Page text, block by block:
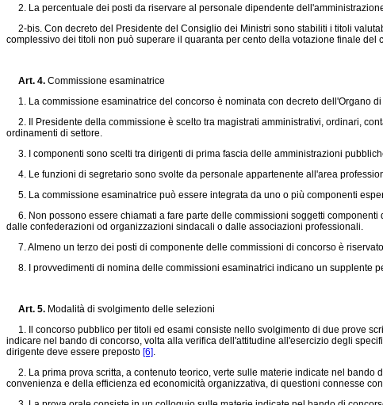
2. La percentuale dei posti da riservare al personale dipendente
2-bis. Con decreto del Presidente del Consiglio dei Ministri sono stabiliti i titoli
complessivo dei titoli non può superare il quaranta per cento della votazione finale del
Art. 4. Commissione esaminatrice
1. La commissione esaminatrice del concorso è nominata con decreto dell'Organo
2. Il Presidente della commissione è scelto tra magistrati amministrativi, ordinari,
ordinamenti di settore.
3. I componenti sono scelti tra dirigenti di prima fascia delle amministrazioni
4. Le funzioni di segretario sono svolte da personale appartenente all'area
5. La commissione esaminatrice può essere integrata da uno o più componenti
6. Non possono essere chiamati a fare parte delle commissioni soggetti
dalle confederazioni od organizzazioni sindacali o dalle associazioni professionali.
7. Almeno un terzo dei posti di componente delle commissioni di concorso è
8. I provvedimenti di nomina delle commissioni esaminatrici indicano un supplente
Art. 5. Modalità di svolgimento delle selezioni
1. Il concorso pubblico per titoli ed esami consiste nello svolgimento di due prove
indicare nel bando di concorso, volta alla verifica dell'attitudine all'esercizio degli
dirigente deve essere preposto [6].
2. La prima prova scritta, a contenuto teorico, verte sulle materie indicate nel bando
convenienza e della efficienza ed economicità organizzativa, di questioni connesse